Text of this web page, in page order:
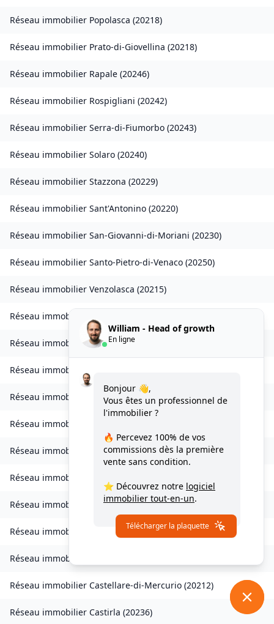
Réseau immobilier Popolasca (20218)
Réseau immobilier Prato-di-Giovellina (20218)
Réseau immobilier Rapale (20246)
Réseau immobilier Rospigliani (20242)
Réseau immobilier Serra-di-Fiumorbo (20243)
Réseau immobilier Solaro (20240)
Réseau immobilier Stazzona (20229)
Réseau immobilier Sant'Antonino (20220)
Réseau immobilier San-Giovanni-di-Moriani (20230)
Réseau immobilier Santo-Pietro-di-Venaco (20250)
Réseau immobilier Venzolasca (20215)
Réseau immobilier
Réseau immobilierZilia(20214
Réseau immobilier
Réseau immobilier Ampriani(20272
Réseau immobilier
Réseau immobilier Borgo(20290)
Réseau immobilier
Réseau immobilier Campana(20229)
Réseau immobilier Canale-di-Verde (20230)
Réseau immobilier
Réseau immobilier Castellare-di-Mercurio (20212)
Réseau immobilier Castirla (20236)
William - Head of growth
En ligne
Bonjour 👋,
Vous êtes un professionnel de
l'immobilier ?
🔥 Percevez 100% de vos
commissions dès la première
vente sans condition.
⭐ Découvrez notre logiciel
immobilier tout-en-un.
Télécharger la plaquette